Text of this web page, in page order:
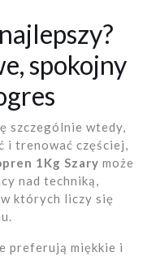
spokojny
szczególnie wtedy,
i trenować częściej,
1Kg Szary może
nad techniką,
których liczy się
preferują miękkie i